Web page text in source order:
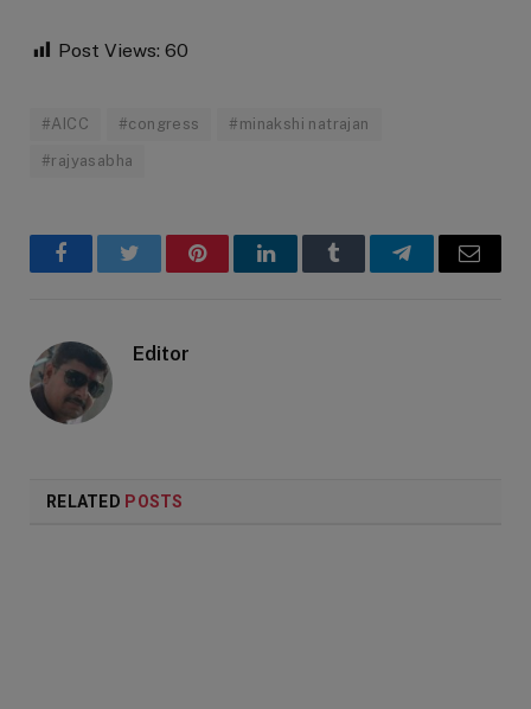
Post Views: 60
#AICC #congress #minakshi natrajan
#rajyasabha
FacebookTwitter PinterestLinkedInTumblr TelegramEmail
Editor
RELATED POSTS